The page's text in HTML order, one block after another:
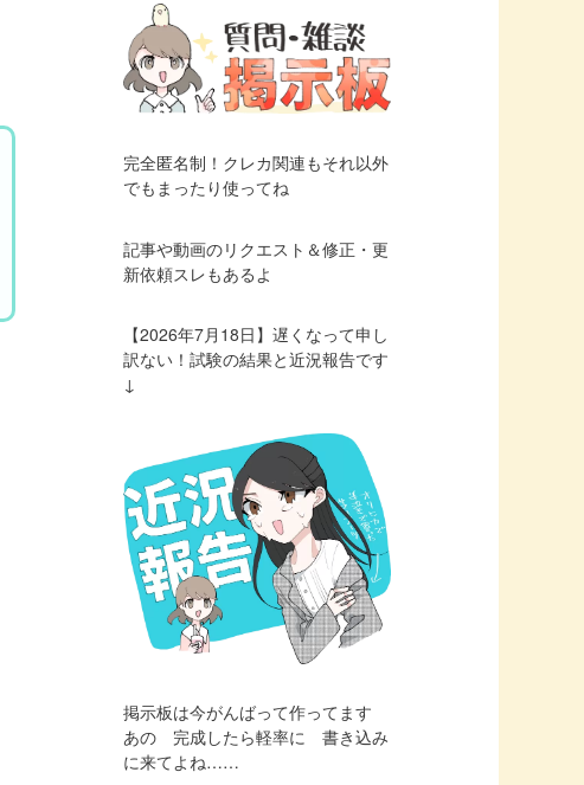
完全匿名制！クレカ関連もそれ以外
でもまったり使ってね
記事や動画のリクエスト＆修正・更
新依頼スレもあるよ
【2026年7月18日】遅くなって申し
訳ない！試験の結果と近況報告です
↓
掲示板は今がんばって作ってます
あの 完成したら軽率に 書き込み
に来てよね……